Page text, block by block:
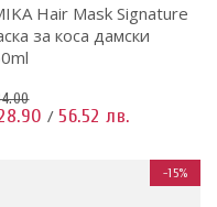
Hair Mask Signature
за коса дамски
/ 56.52 лв.
-15%